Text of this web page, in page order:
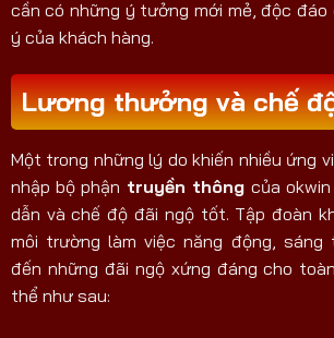
cần có những ý tưởng mới mẻ, độc
ý của khách hàng.
Lương thưởng và chế
Một trong những lý do khiến nhiều ứng
nhập bộ phận truyền thôngcủa
dẫn và chế độ đãi ngộ tốt. Tập đoàn
môi trường làm việc năng động, sáng
đến những đãi ngộ xứng đáng cho
thể như sau: